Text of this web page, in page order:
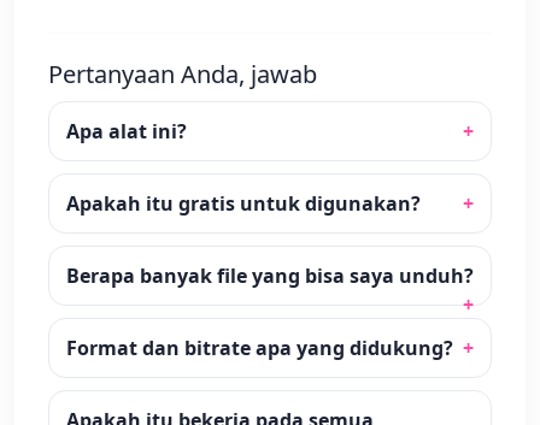
Pertanyaan Anda, jawab
Apa alat ini?
Apakah itu gratis untuk digunakan?
Berapa banyak file yang bisa saya unduh?
Format dan bitrate apa yang didukung?